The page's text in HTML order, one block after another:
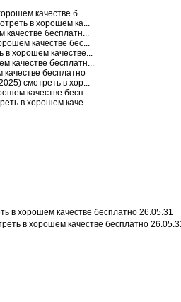
качестве б...
в хорошем ка...
качестве бесплатн...
качестве бес...
хорошем качестве...
качестве бесплатн...
бесплатно
смотреть в хор...
качестве бесп...
в хорошем каче...
в хорошем качестве бесплатно 26.05.31
в хорошем качестве бесплатно